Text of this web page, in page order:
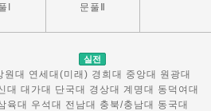
I
문풀Ⅱ
실전
원대 연세대(미래) 경희대 중앙대 원광대
대 대가대 단국대 경상대 계명대 동덕여대
육대 우석대 전남대 충북/충남대 동국대